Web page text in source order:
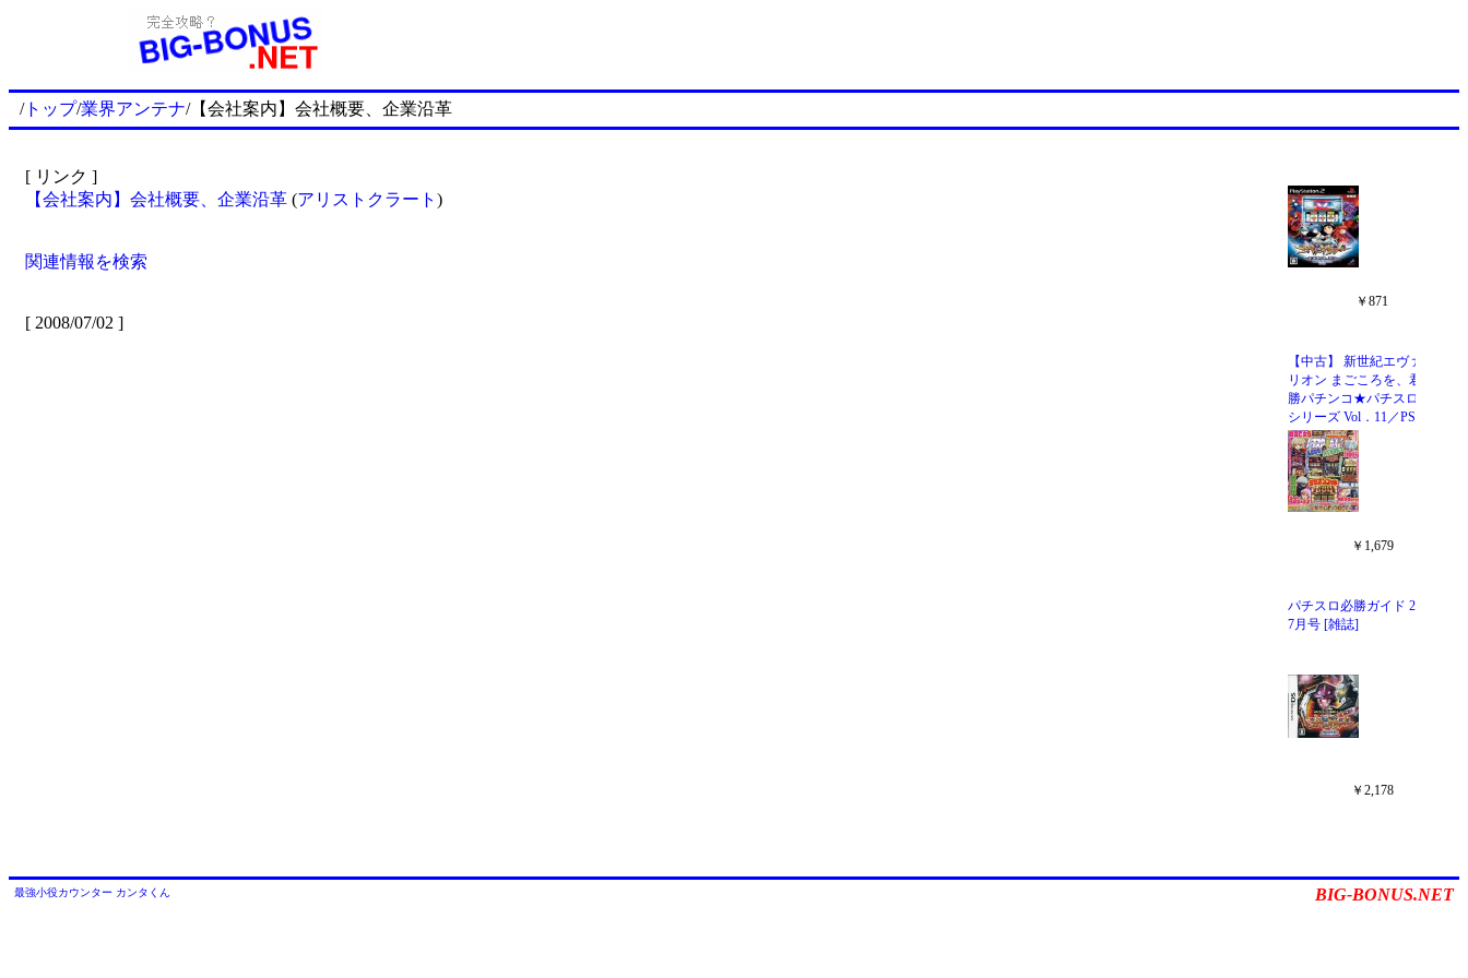
/トップ/業界アンテナ/【会社案内】会社概要、企業沿革
[ リンク ]
【会社案内】会社概要、企業沿革 (アリストクラート )
関連情報を検索
[ 2008/07/02 ]
最強小役カウンター カンタくん BIG-BONUS.NET